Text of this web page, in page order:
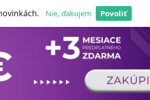
Nie, ďakujem Povoliť